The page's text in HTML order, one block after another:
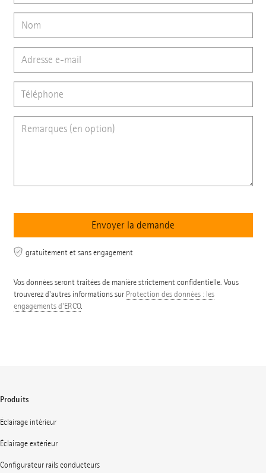
gratuitement et sans engagement
Vos données seront traitées de manière strictement confidentielle. Vous
trouverez d'autres informations sur Protection des données : les
engagements d'ERCO.
Produits
Éclairage intérieur
Éclairage extérieur
Configurateur rails conducteurs